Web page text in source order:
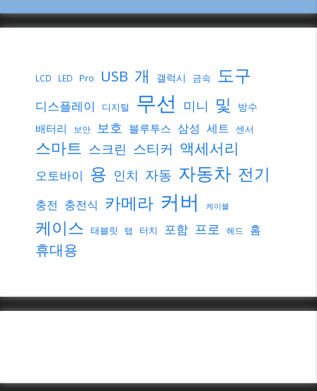
LCD LED Pro USB 개 갤럭시 금속 도구
디스플레이 디지털 무선 미니 및 방수
배터리 보안 보호 블루투스 삼성 세트 센서
스마트 스크린 스티커 액세서리
오토바이 용 인치 자동 자동차 전기
충전 충전식 카메라 커버 케이블
케이스 태블릿 탭 터치 포함 프로 헤드 홈
휴대용